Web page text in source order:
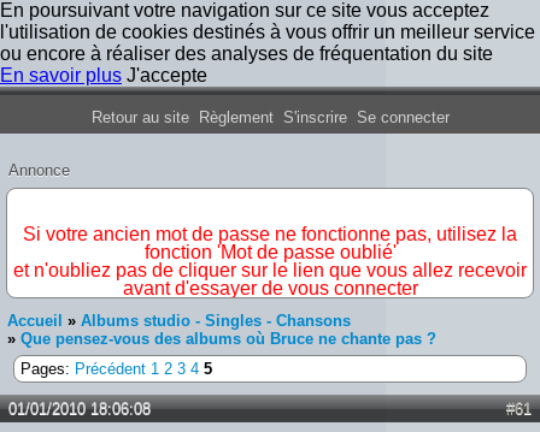
En poursuivant votre navigation sur ce site vous acceptez
l'utilisation de cookies destinés à vous offrir un meilleur service
ou encore à réaliser des analyses de fréquentation du site
En savoir plus J'accepte
Forum Iron Maiden France
Retour au site Règlement S'inscrire Se connecter
Annonce
Si votre ancien mot de passe ne fonctionne pas, utilisez la
fonction 'Mot de passe oublié'
et n'oubliez pas de cliquer sur le lien que vous allez recevoir
avant d'essayer de vous connecter
Accueil » Albums studio - Singles - Chansons
» Que pensez-vous des albums où Bruce ne chante pas ?
Pages: Précédent 1 2 3 4 5
#61
01/01/2010 18:06:08